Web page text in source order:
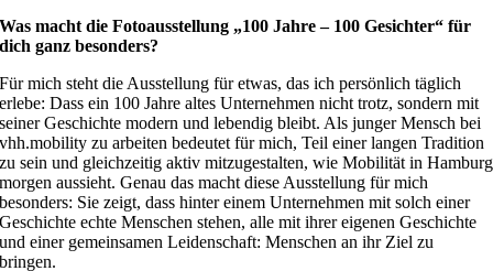
Was macht die Fotoausstellung „100 Jahre – 100 Gesichter“ für
dich ganz besonders?
Für mich steht die Ausstellung für etwas, das ich persönlich täglich
erlebe: Dass ein 100 Jahre altes Unternehmen nicht trotz, sondern mit
seiner Geschichte modern und lebendig bleibt. Als junger Mensch bei
vhh.mobility zu arbeiten bedeutet für mich, Teil einer langen Tradition
zu sein und gleichzeitig aktiv mitzugestalten, wie Mobilität in Hamburg
morgen aussieht. Genau das macht diese Ausstellung für mich
besonders: Sie zeigt, dass hinter einem Unternehmen mit solch einer
Geschichte echte Menschen stehen, alle mit ihrer eigenen Geschichte
und einer gemeinsamen Leidenschaft: Menschen an ihr Ziel zu
bringen.